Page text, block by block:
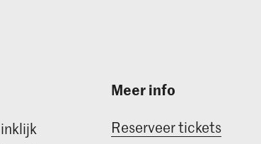
Meer info
Reserveer tickets